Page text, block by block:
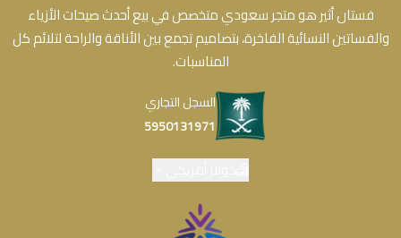
فستان أثير هو متجر سعودي متخصص في بيع أحدث صيحات الأزياء
والفساتين النسائية الفاخرة، بتصاميم تجمع بين الأناقة والراحة لتلائم كل
المناسبات.
السجل التجاري
5950131971